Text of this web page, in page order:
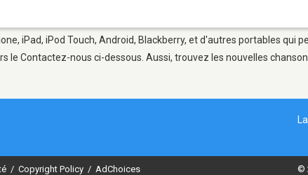
iPad, iPod Touch, Android, Blackberry, et d'autres portables qui
le Contactez-nous ci-dessous. Aussi, trouvez les nouvelles
/ Copyright Policy / AdChoices ©